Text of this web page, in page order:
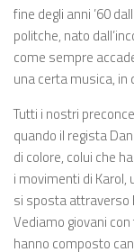
fine degli anni ’60
politche, nato
come sempre
una certa musica, in
Tutti i nostri
quando il regista
di colore, colui che
i movimenti di Karol,
si sposta attraverso
Vediamo giovani
hanno composto